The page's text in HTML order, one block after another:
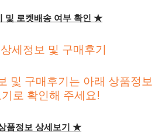
및 로켓배송 여부 확인 ★
세정보 및 구매후기
및 구매후기는 아래 상품정보
로 확인해 주세요!
품정보 상세보기 ★